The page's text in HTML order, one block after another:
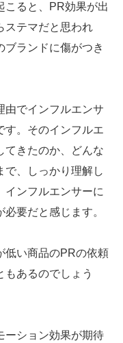
こると、PR効果が出
ステマだと思われ
ブランドに傷がつき
由でインフルエンサ
す。そのインフルエ
てきたのか、どんな
で、しっかり理解し
インフルエンサーに
要だと感じます。
低い商品のPRの依頼
もあるのでしょう
ーション効果が期待